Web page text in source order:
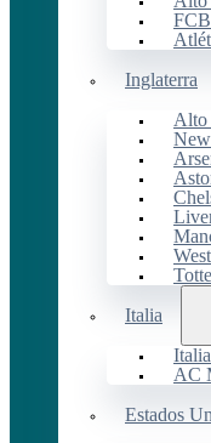
Inglaterra
Alto
Italia
AC
Estados